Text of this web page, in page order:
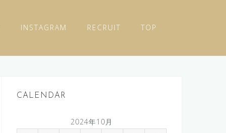
INSTAGRAM RECRUIT TOP
CALENDAR
2024年10月